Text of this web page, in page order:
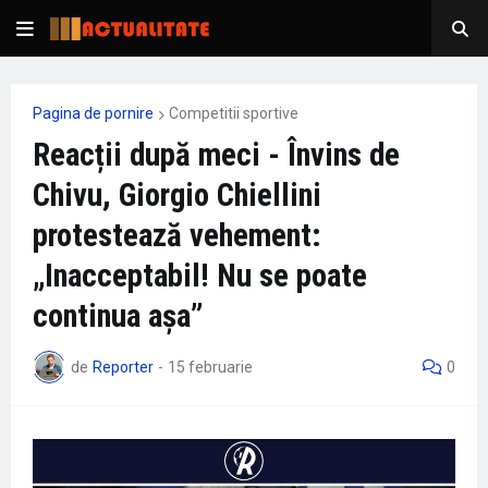
Pagina de pornire Competitii sportive
Reacții după meci - Învins de
Chivu, Giorgio Chiellini
protestează vehement:
„Inacceptabil! Nu se poate
continua așa”
de Reporter - 15 februarie 0